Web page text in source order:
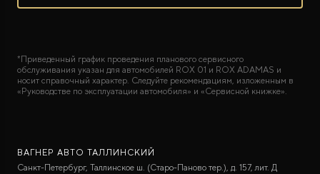
*Приведенный график проведения планового сервисного
обслуживания указан для автомобилей ROX 01 и ROX ADAMAS и
носит справочный характер. Следуйте рекомендациям, изложенным в
«Руководстве по эксплуатации автомобиля» и «Сервисной книжке».
ВАГНЕР АВТО ТАЛЛИНСКИЙ
Санкт-Петербург, Таллинское ш. (Старо-Паново тер.), д. 157, лит. Д